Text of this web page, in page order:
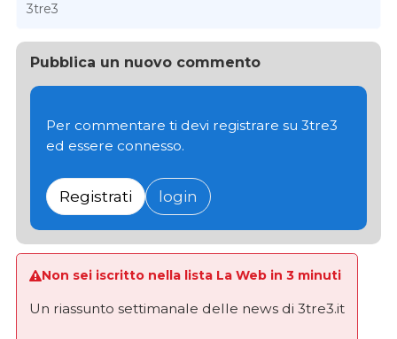
3tre3
Pubblica un nuovo commento
Per commentare ti devi registrare su 3tre3
ed essere connesso.
Registrati login
Non sei iscritto nella lista La Web in 3 minuti
Un riassunto settimanale delle news di 3tre3.it